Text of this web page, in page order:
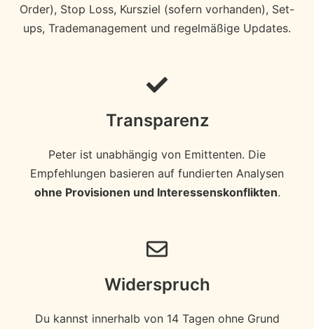
Order), Stop Loss, Kursziel (sofern vorhanden), Set-
ups, Trademanagement und regelmäßige Updates.
Transparenz
Peter ist unabhängig von Emittenten. Die
Empfehlungen basieren auf fundierten Analysen
ohne Provisionen und Interessenskonflikten.
Widerspruch
Du kannst innerhalb von 14 Tagen ohne Grund